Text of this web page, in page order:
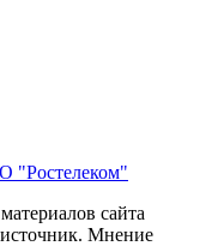
"Ростелеком"
сайта
Мнение